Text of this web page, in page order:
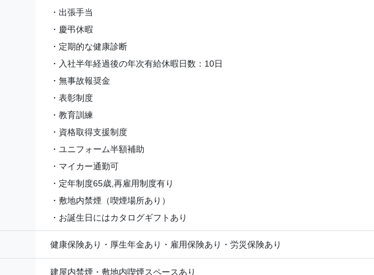
・出張手当
・慶弔休暇
・定期的な健康診断
・入社半年経過後の年次有給休暇日数：10日
・無事故報奨金
・表彰制度
・教育訓練
・資格取得支援制度
・ユニフォーム半額補助
・マイカー通勤可
・定年制度65歳,再雇用制度有り
・敷地内禁煙（喫煙場所あり）
・お誕生日にはカタログギフトあり
健康保険あり・厚生年金あり・雇用保険あり・労災保険あり
建屋内禁煙・敷地内喫煙スペースあり